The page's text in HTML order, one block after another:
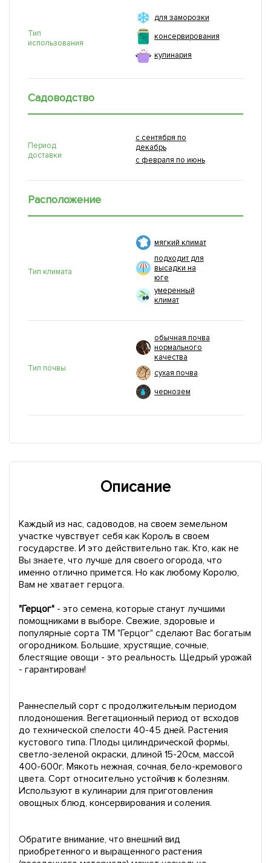
Тип
использования
для заморозки
консервирования
кулинария
Садоводство
Период
доставки
с сентября по
декабрь
с февраля по июнь
Расположение
Тип климата
мягкий климат
подходит для
высадки на
юге
умеренный
климат
Тип почвы
обычная почва
нормального
качества
сухая почва
чернозем
Описание
Каждый из нас, садоводов, на своем земельном
участке чувствует себя как Король в своем
государстве. И это действительно так. Кто, как не
Вы знаете, что лучше для своего огорода, что
именно отлично примется. Но как любому Королю,
Вам не хватает герцога.
"Герцог"- это семена, которые станут лучшими
помощниками в выборе. Свежие, здоровые и
популярные сорта ТМ "Герцог" сделают Вас богатым
огородником. Большие, хрустящие, сочные,
блестящие овощи - это реальность. Щедрый урожай
- гарантирован!
Раннеспелый сорт с продолжительным периодом
плодоношения. Вегетационный период от всходов
до технической спелости 40-45 дней. Растения
кустового типа. Плоды цилиндрической формы,
светло-зеленой окраски, длиной 15-20см, массой
400-600г. Мякоть нежная, сочная, бело-кремового
цвета. Сорт относительно устойчив к болезням.
Используют в кулинарии для приготовления
овощных блюд, консервирования и соления.
Обратите внимание, что внешний вид
приобретенного и выращенного растения